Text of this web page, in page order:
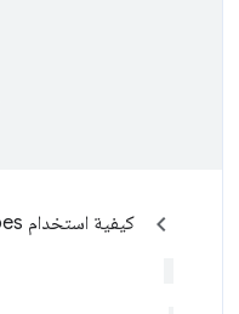
كيفية استخدام Trusted Types